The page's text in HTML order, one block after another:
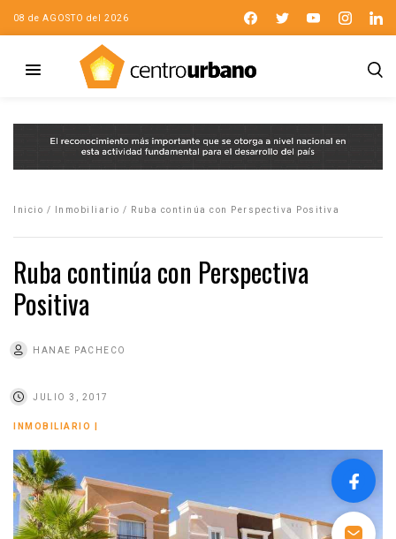
08 de AGOSTO del 2026
Inicio / Inmobiliario / Ruba continúa con Perspectiva Positiva
Ruba continúa con Perspectiva
Positiva
HANAE PACHECO
JULIO 3, 2017
INMOBILIARIO